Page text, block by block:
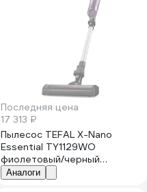
Последняя цена
17 313 ₽
Пылесос TEFAL X-Nano
Essential TY1129WO
фиолетовый/черный
1930609
Аналоги